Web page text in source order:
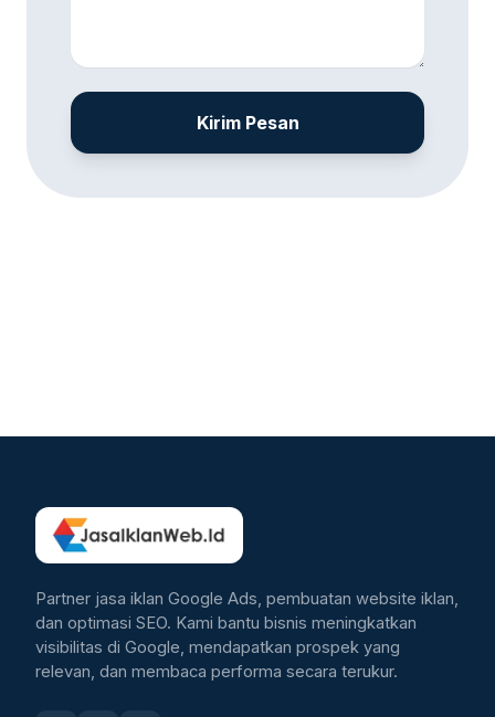
Kirim Pesan
Partner jasa iklan Google Ads, pembuatan website iklan,
dan optimasi SEO. Kami bantu bisnis meningkatkan
visibilitas di Google, mendapatkan prospek yang
relevan, dan membaca performa secara terukur.